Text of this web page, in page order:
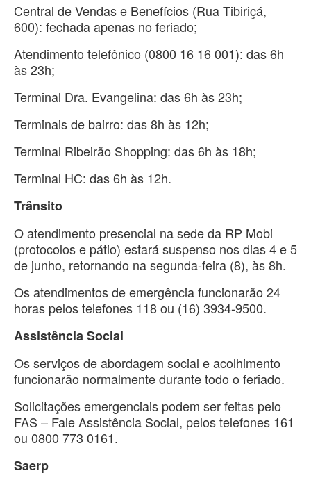
Central de Vendas e Benefícios (Rua Tibiriçá,
600): fechada apenas no feriado;
Atendimento telefônico (0800 16 16 001): das 6h
às 23h;
Terminal Dra. Evangelina: das 6h às 23h;
Terminais de bairro: das 8h às 12h;
Terminal Ribeirão Shopping: das 6h às 18h;
Terminal HC: das 6h às 12h.
Trânsito
O atendimento presencial na sede da RP Mobi
(protocolos e pátio) estará suspenso nos dias 4 e 5
de junho, retornando na segunda-feira (8), às 8h.
Os atendimentos de emergência funcionarão 24
horas pelos telefones 118 ou (16) 3934-9500.
Assistência Social
Os serviços de abordagem social e acolhimento
funcionarão normalmente durante todo o feriado.
Solicitações emergenciais podem ser feitas pelo
FAS – Fale Assistência Social, pelos telefones 161
ou 0800 773 0161.
Saerp